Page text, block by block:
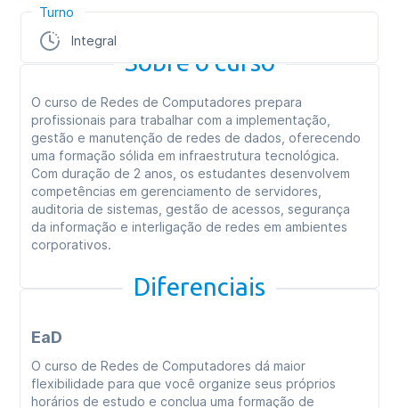
Turno
Integral
Sobre o curso
O curso de Redes de Computadores prepara
profissionais para trabalhar com a implementação,
gestão e manutenção de redes de dados, oferecendo
uma formação sólida em infraestrutura tecnológica.
Com duração de 2 anos, os estudantes desenvolvem
competências em gerenciamento de servidores,
auditoria de sistemas, gestão de acessos, segurança
da informação e interligação de redes em ambientes
corporativos.
Diferenciais
EaD
O curso de Redes de Computadores dá maior
flexibilidade para que você organize seus próprios
horários de estudo e conclua uma formação de